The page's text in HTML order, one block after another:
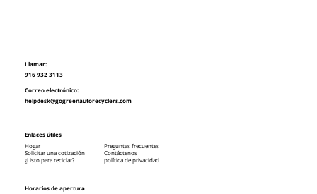
Llamar:
916 932 3113
Correo electrónico:
helpdesk@gogreenautorecyclers.com
Horarios de apertura
Enlaces útiles
Hogar
Solicitar una cotización
¿Listo para reciclar?
Preguntas frecuentes
Contáctenos
política de privacidad